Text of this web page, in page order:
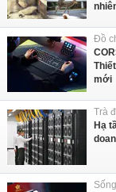
Đồ
mới
Trà
Hạ